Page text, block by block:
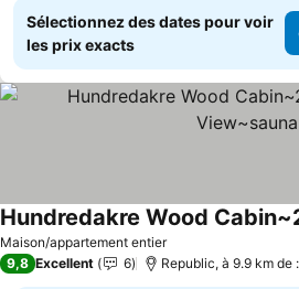
Sélectionnez des dates pour voir
les prix exacts
Maison/appartement entier
Consulter les prix
9,8 Excellent 6 Republic, à 9.9 km de